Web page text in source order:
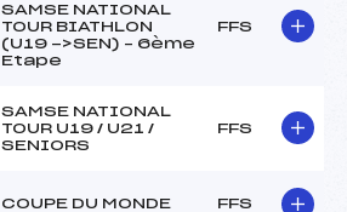
SAMSE NATIONAL
TOUR BIATHLON
(U19 ->SEN) – 6ème
Etape
FFS
SAMSE NATIONAL
TOUR U19 / U21 /
SENIORS
FFS
COUPE DU MONDE FFS